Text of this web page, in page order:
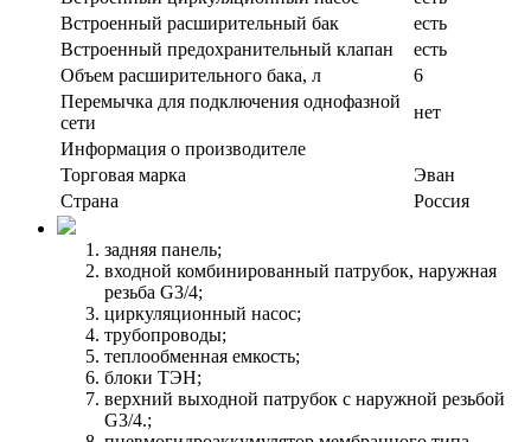
Встроенный расширительный бак
есть
Встроенный предохранительный клапан
есть
Объем расширительного бака, л
6
Перемычка для подключения однофазной
сети
нет
Информация о производителе
Торговая марка
Эван
Страна
Россия
задняя панель;
входной комбинированный патрубок, наружная
резьба G3/4;
циркуляционный насос;
трубопроводы;
теплообменная емкость;
блоки ТЭН;
верхний выходной патрубок с наружной резьбой
G3/4.;